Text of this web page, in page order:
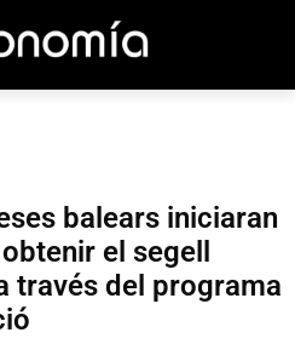
balears iniciaran
el segell
través del programa